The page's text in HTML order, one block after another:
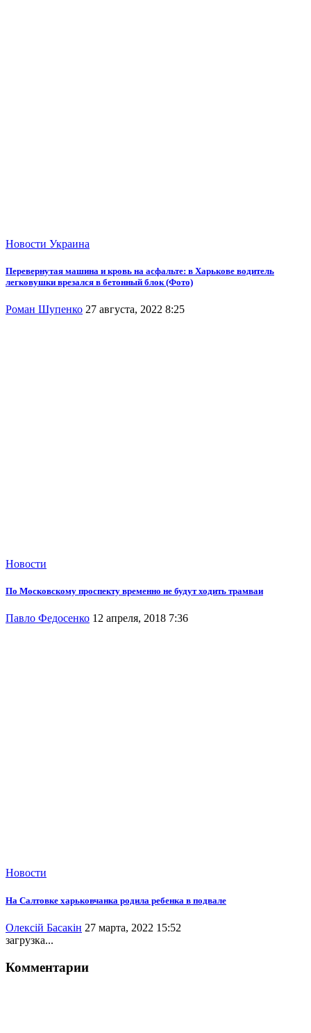
Новости Украина
Перевернутая машина и кровь на асфальте: в Харькове водитель
легковушки врезался в бетонный блок (Фото)
Роман Шупенко 27 августа, 2022 8:25
Новости
По Московскому проспекту временно не будут ходить трамваи
Павло Федосенко 12 апреля, 2018 7:36
Новости
На Салтовке харьковчанка родила ребенка в подвале
Олексій Басакін 27 марта, 2022 15:52
загрузка...
Комментарии